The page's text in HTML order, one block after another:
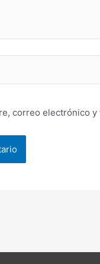
correo electrónico